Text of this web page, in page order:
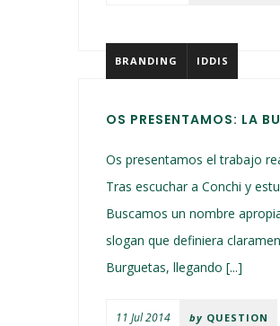
BRANDING IDDIS
OS PRESENTAMOS: LA
Os presentamos el trabajo
Tras escuchar a Conchi y
Buscamos un nombre
slogan que definiera
Burguetas, llegando [...]
11 Jul 2014 by QUESTION